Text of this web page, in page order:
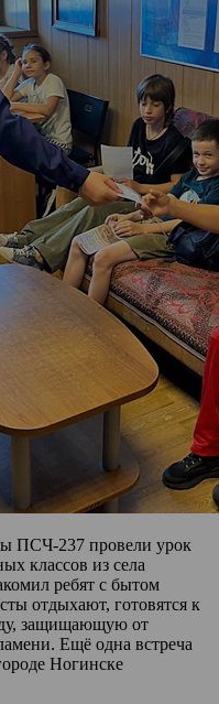
ПСЧ-237 провели урок
классов из села
ребят с бытом
отдыхают, готовятся к
защищающую от
Ещё одна встреча
Ногинске